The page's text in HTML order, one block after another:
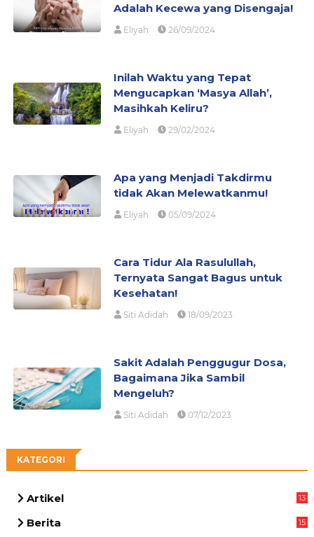
Adalah Kecewa yang Disengaja!
Eliyah 26/09/2024
Inilah Waktu yang Tepat
Mengucapkan ‘Masya Allah’,
Masihkah Keliru?
Eliyah 29/02/2024
Apa yang Menjadi Takdirmu
tidak Akan Melewatkanmu!
Eliyah 05/09/2024
Cara Tidur Ala Rasulullah,
Ternyata Sangat Bagus untuk
Kesehatan!
Siti Adidah 18/09/2023
Sakit Adalah Penggugur Dosa,
Bagaimana Jika Sambil
Mengeluh?
Siti Adidah 07/12/2023
KATEGORI
Artikel
13
Berita
15